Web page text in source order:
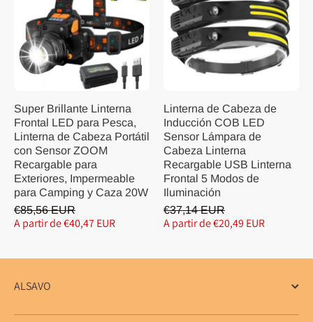
Super Brillante Linterna
Frontal LED para Pesca,
Linterna de Cabeza Portátil
con Sensor ZOOM
Recargable para
Exteriores, Impermeable
para Camping y Caza 20W
€85,56 EUR
A partir de €40,47 EUR
Linterna de Cabeza de
Inducción COB LED
Sensor Lámpara de
Cabeza Linterna
Recargable USB Linterna
Frontal 5 Modos de
Iluminación
€37,14 EUR
A partir de €20,49 EUR
ALSAVO